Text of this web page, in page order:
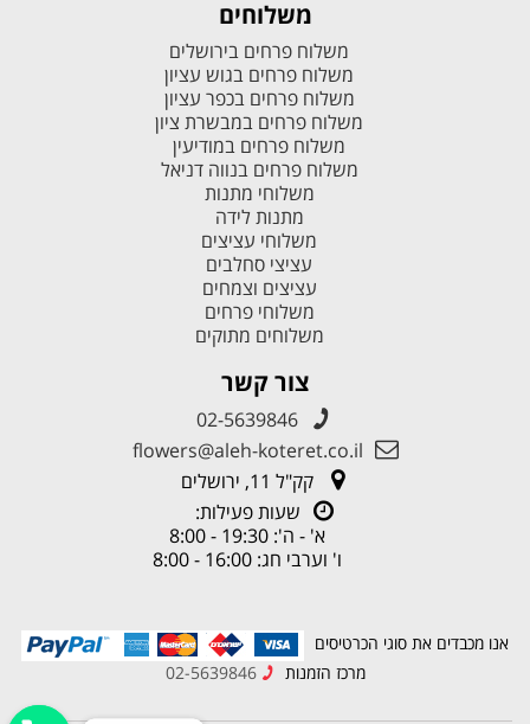
משלוחים
משלוח פרחים בירושלים
משלוח פרחים בגוש עציון
משלוח פרחים בכפר עציון
משלוח פרחים במבשרת ציון
משלוח פרחים במודיעין
משלוח פרחים בנווה דניאל
משלוחי מתנות
מתנות לידה
משלוחי עציצים
עציצי סחלבים
עציצים וצמחים
משלוחי פרחים
משלוחים מתוקים
צור קשר
02-5639846
flowers@aleh-koteret.co.il
קק"ל 11, ירושלים
שעות פעילות:
א' - ה': 19:30 - 8:00
ו' וערבי חג: 16:00 - 8:00
אנו מכבדים את סוגי הכרטיסים
מרכז הזמנות
02-5639846